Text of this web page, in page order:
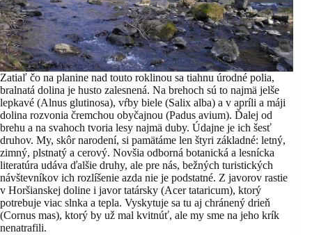
Zatiaľ čo na planine nad touto roklinou sa tiahnu úrodné polia,
bralnatá dolina je husto zalesnená. Na brehoch sú to najmä jelše
lepkavé (Alnus glutinosa), vŕby biele (Salix alba) a v apríli a máji
dolina rozvonia čremchou obyčajnou (Padus avium). Ďalej od
brehu a na svahoch tvoria lesy najmä duby. Údajne je ich šesť
druhov. My, skôr narodení, si pamätáme len štyri základné: letný,
zimný, plstnatý a cerový. Novšia odborná botanická a lesnícka
literatúra udáva ďalšie druhy, ale pre nás, bežných turistických
návštevníkov ich rozlíšenie azda nie je podstatné. Z javorov rastie
v Horšianskej doline i javor tatársky (Acer tataricum), ktorý
potrebuje viac slnka a tepla. Vyskytuje sa tu aj chránený drieň
(Cornus mas), ktorý by už mal kvitnúť, ale my sme na jeho krík
nenatrafili.